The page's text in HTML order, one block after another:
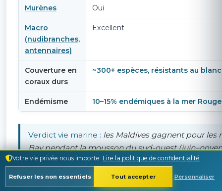
Murènes Oui
Macro
(nudibranches,
antennaires)
Excellent
Couverture en
coraux durs
~300+ espèces, résistants au
Endémisme 10–15% endémiques à la mer Rouge
Verdict vie marine : les Maldives gagnent pour les
Bay pendant la mousson du sud-ouest
baie, une expérience sans parallèle en Égypte.
coraux de la mer Rouge montrent une résistance
pélagiques et les espèces endémiques. Pour « ce
Votre vie privée nous importe Lire la politique de confidentialité
Personnaliser
Refuser les non essentiels Tout accepter